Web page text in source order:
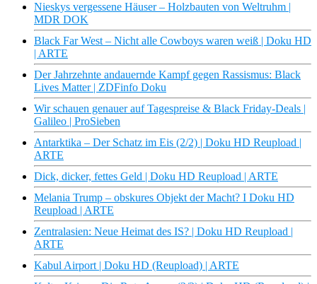
Nieskys vergessene Häuser – Holzbauten von Weltruhm |
MDR DOK
Black Far West – Nicht alle Cowboys waren weiß | Doku HD
| ARTE
Der Jahrzehnte andauernde Kampf gegen Rassismus: Black
Lives Matter | ZDFinfo Doku
Wir schauen genauer auf Tagespreise & Black Friday-Deals |
Galileo | ProSieben
Antarktika – Der Schatz im Eis (2/2) | Doku HD Reupload |
ARTE
Dick, dicker, fettes Geld | Doku HD Reupload | ARTE
Melania Trump – obskures Objekt der Macht? I Doku HD
Reupload | ARTE
Zentralasien: Neue Heimat des IS? | Doku HD Reupload |
ARTE
Kabul Airport | Doku HD (Reupload) | ARTE